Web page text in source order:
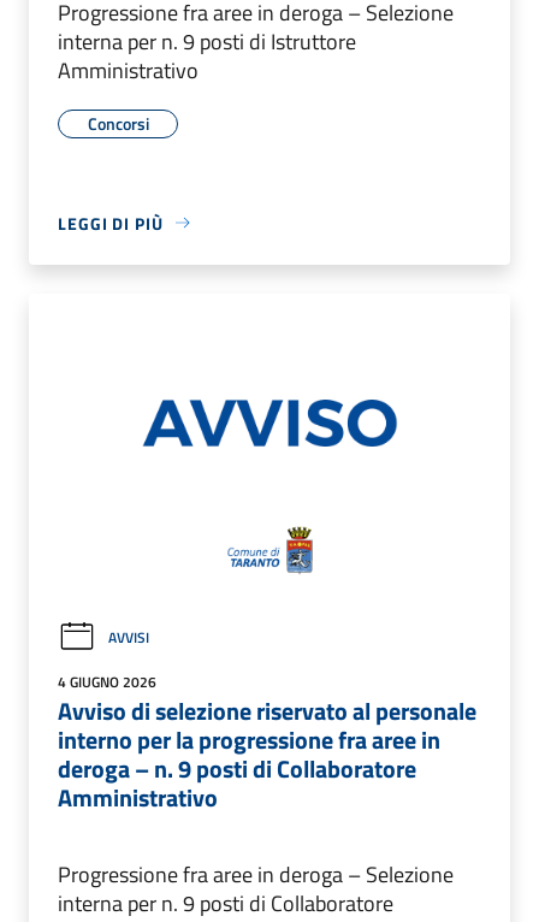
Progressione fra aree in deroga – Selezione
interna per n. 9 posti di Istruttore
Amministrativo
Concorsi
LEGGI DI PIÙ
AVVISI
4 GIUGNO 2026
Avviso di selezione riservato al personale
interno per la progressione fra aree in
deroga – n. 9 posti di Collaboratore
Amministrativo
Progressione fra aree in deroga – Selezione
interna per n. 9 posti di Collaboratore